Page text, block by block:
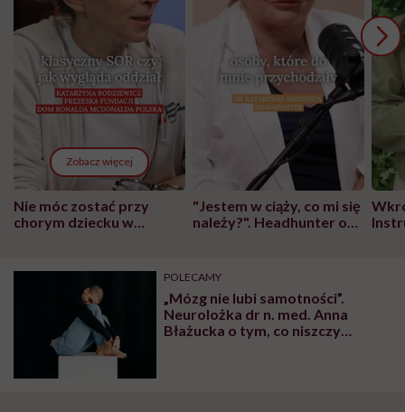
Zobacz więcej
Nie móc zostać przy
chorym dziecku w
może chyba tylko
głupota i brak
wyobraźni"
"Jestem w ciąży, co mi się
należy?". Headhunter o
pracy
POLECAMY
„Mózg nie lubi samotności”.
Neurolożka dr n. med. Anna
Błażucka o tym, co niszczy